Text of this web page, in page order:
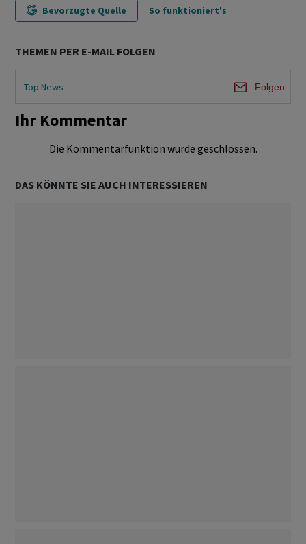
Bevorzugte Quelle So funktioniert's
THEMEN PER E-MAIL FOLGEN
Top News Folgen
Ihr Kommentar
Die Kommentarfunktion wurde geschlossen.
DAS KÖNNTE SIE AUCH INTERESSIEREN